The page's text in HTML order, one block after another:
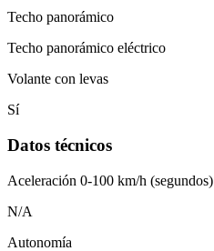
Techo panorámico
Techo panorámico eléctrico
Volante con levas
Sí
Datos técnicos
Aceleración 0-100 km/h (segundos)
N/A
Autonomía